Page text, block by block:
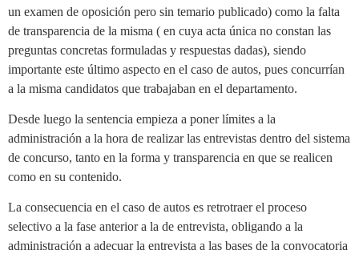
un examen de oposición pero sin temario publicado) como la falta
de transparencia de la misma ( en cuya acta única no constan las
preguntas concretas formuladas y respuestas dadas), siendo
importante este último aspecto en el caso de autos, pues concurrían
a la misma candidatos que trabajaban en el departamento.
Desde luego la sentencia empieza a poner límites a la
administración a la hora de realizar las entrevistas dentro del sistema
de concurso, tanto en la forma y transparencia en que se realicen
como en su contenido.
La consecuencia en el caso de autos es retrotraer el proceso
selectivo a la fase anterior a la de entrevista, obligando a la
administración a adecuar la entrevista a las bases de la convocatoria